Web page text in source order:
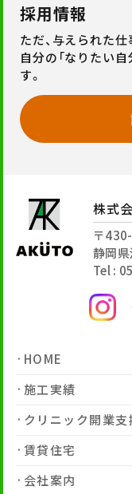
採用情報
ただ、与えられた
自分の「なりたい
す。
株式
〒
静岡
Tel :
HOME
施工実績
クリニック開業支
賃貸住宅
会社案内